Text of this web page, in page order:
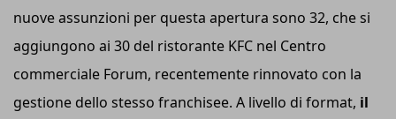
nuove assunzioni per questa apertura sono 32, che si
aggiungono ai 30 del ristorante KFC nel Centro
commerciale Forum, recentemente rinnovato con la
gestione dello stesso franchisee. A livello di format, il